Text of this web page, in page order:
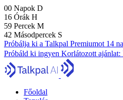
00 Napok D
16 Órák H
59 Percek M
41 Másodpercek S
Próbálja ki a Talkpal Premiumot 14
Próbáld ki ingyen Korlátozott ajánlat:
Főoldal